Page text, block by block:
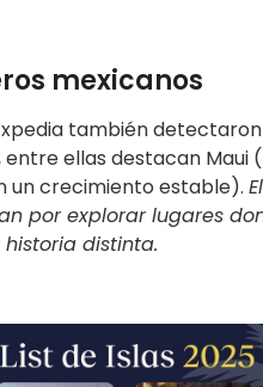
mexicanos
también
ellas destacan Maui
un crecimiento estable).
por explorar lugares
distinta.